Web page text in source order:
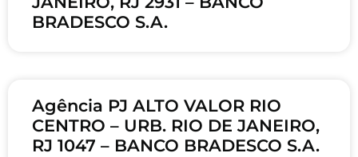
BRADESCO S.A.
Agência PJ ALTO VALOR RIO
CENTRO – URB. RIO DE JANEIRO,
RJ 1047 – BANCO BRADESCO S.A.